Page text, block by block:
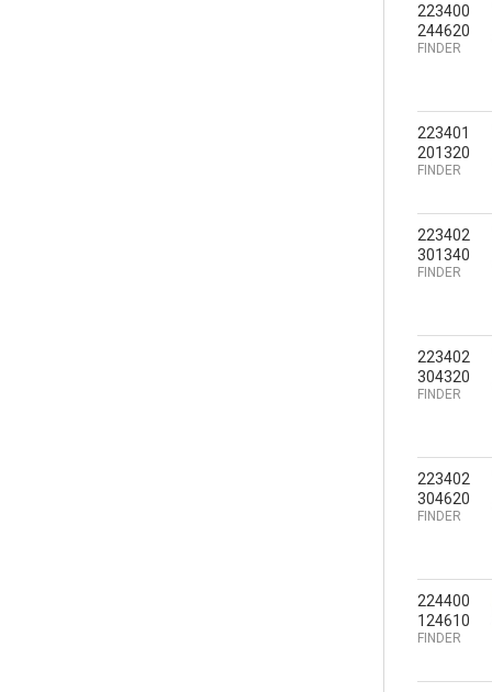
223400
244620
FINDER
223401
201320
FINDER
223402
301340
FINDER
223402
304320
FINDER
223402
304620
FINDER
224400
124610
FINDER